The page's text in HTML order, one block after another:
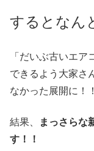
するとなん
「だいぶ古いエ
できるよう大家さ
なかった展開に！！
結果、
まっさらな
す！！